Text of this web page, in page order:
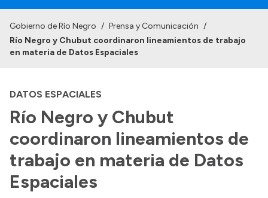
Institucional
Referentes de prensa
Archivo de noticias
Transparencia
Presupuesto
Gobierno de Río Negro / Prensa y Comunicación /
Río Negro y Chubut coordinaron lineamientos de trabajo
en materia de Datos Espaciales
DATOS ESPACIALES
Río Negro y Chubut
coordinaron lineamientos de
trabajo en materia de Datos
Espaciales